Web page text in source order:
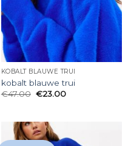
KOBALT BLAUWE TRUI
kobalt blauwe trui
€47.00 €23.00